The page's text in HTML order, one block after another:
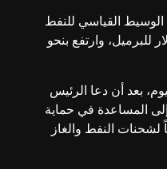
القياسي للنفط
بنسبة 1% إلى 99.68 دولار للبرميل، وارتفع بنحو
بعد أن دعا الرئيس
المساعدة في حماية
النفط والغاز